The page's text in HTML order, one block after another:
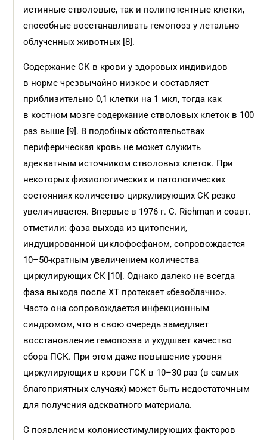
истинные стволовые, так и полипотентные клетки,
способные восстанавливать гемопоэз у летально
облученных животных [8].
Содержание СК в крови у здоровых индивидов
в норме чрезвычайно низкое и составляет
приблизительно 0,1 клетки на 1 мкл, тогда как
в костном мозге содержание стволовых клеток в 100
раз выше [9]. В подобных обстоятельствах
периферическая кровь не может служить
адекватным источником стволовых клеток. При
некоторых физиологических и патологических
состояниях количество циркулирующих СК резко
увеличивается. Впервые в 1976 г. С. Richman и соавт.
отметили: фаза выхода из цитопении,
индуцированной циклофосфаном, сопровождается
10–50-кратным увеличением количества
циркулирующих СК [10]. Однако далеко не всегда
фаза выхода после ХТ протекает «безоблачно».
Часто она сопровождается инфекционным
синдромом, что в свою очередь замедляет
восстановление гемопоэза и ухудшает качество
сбора ПСК. При этом даже повышение уровня
циркулирующих в крови ГСК в 10–30 раз (в самых
благоприятных случаях) может быть недостаточным
для получения адекватного материала.
С появлением колониестимулирующих факторов